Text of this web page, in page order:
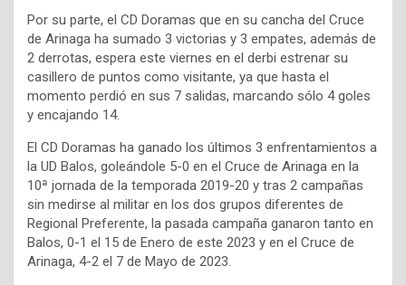
Por su parte, el CD Doramas que en su cancha del Cruce
de Arinaga ha sumado 3 victorias y 3 empates, además de
2 derrotas, espera este viernes en el derbi estrenar su
casillero de puntos como visitante, ya que hasta el
momento perdió en sus 7 salidas, marcando sólo 4 goles
y encajando 14.
El CD Doramas ha ganado los últimos 3 enfrentamientos a
la UD Balos, goleándole 5-0 en el Cruce de Arinaga en la
10ª jornada de la temporada 2019-20 y tras 2 campañas
sin medirse al militar en los dos grupos diferentes de
Regional Preferente, la pasada campaña ganaron tanto en
Balos, 0-1 el 15 de Enero de este 2023 y en el Cruce de
Arinaga, 4-2 el 7 de Mayo de 2023.